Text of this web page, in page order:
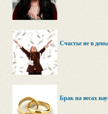
Счастье не в
Брак на весах